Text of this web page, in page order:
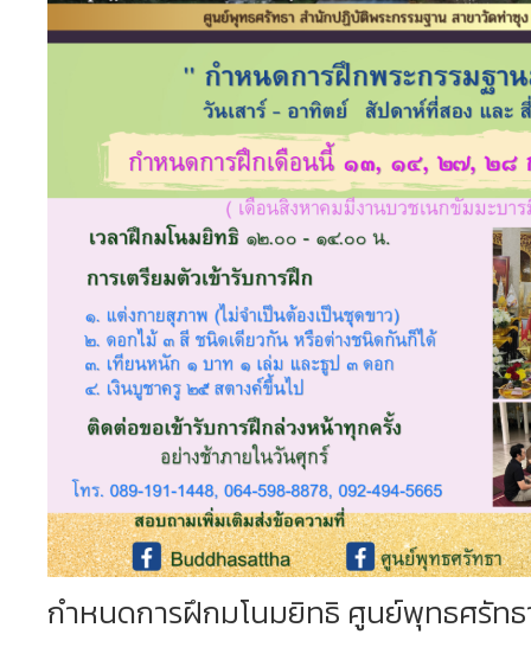
กำหนดการฝึกมโนมยิทธิ ศูนย์พุทธศรัท